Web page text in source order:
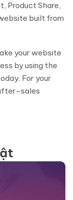
Product Share,
built from
your website
by using the
For your
sales